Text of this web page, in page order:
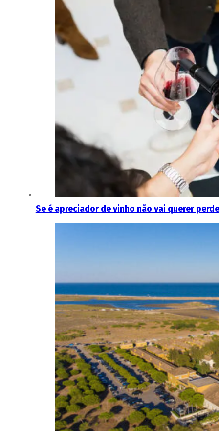
Se é apreciador de vinho não vai querer